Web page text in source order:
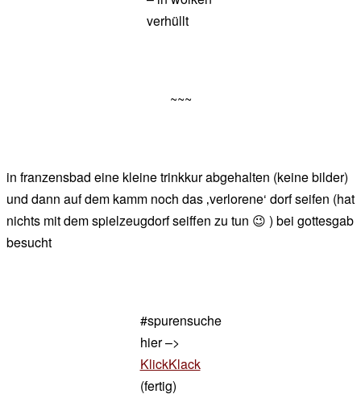
verhüllt
~~~
in franzensbad eine kleine trinkkur abgehalten (keine bilder)
und dann auf dem kamm noch das ‚verlorene‘ dorf seifen (hat
nichts mit dem spielzeugdorf seiffen zu tun 😉 ) bei gottesgab
besucht
#spurensuche
hier –>
KlickKlack
(fertig)